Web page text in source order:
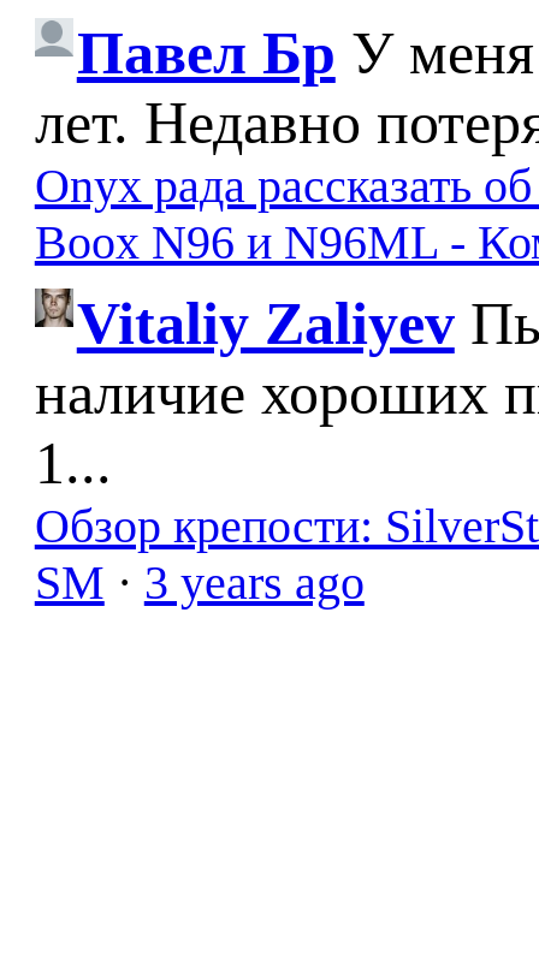
Павел Бр У меня
лет. Недавно
Onyx рада рассказать
Boox N96 и N96ML -
Vitaliy Zaliyev
наличие хороших
1...
Обзор крепости:
SM · 3 years ago